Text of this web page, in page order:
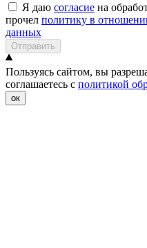
Я даю согласие на
прочел политику в
данных
Отправить
Пользуясь сайтом, вы
соглашаетесь с политикой
ок